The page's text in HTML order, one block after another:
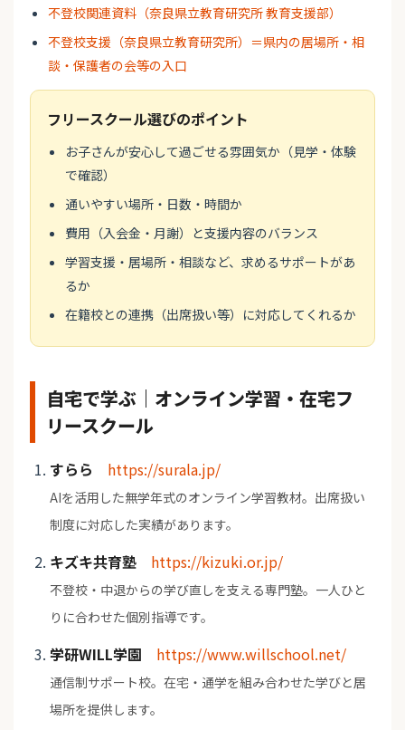
不登校関連資料（奈良県立教育研究所 教育支援部）
不登校支援（奈良県立教育研究所）＝県内の居場所・相
談・保護者の会等の入口
フリースクール選びのポイント
お子さんが安心して過ごせる雰囲気か（見学・体験
で確認）
通いやすい場所・日数・時間か
費用（入会金・月謝）と支援内容のバランス
学習支援・居場所・相談など、求めるサポートがあ
るか
在籍校との連携（出席扱い等）に対応してくれるか
自宅で学ぶ｜オンライン学習・在宅フ
リースクール
すらら https://surala.jp/
AIを活用した無学年式のオンライン学習教材。出席扱い
制度に対応した実績があります。
キズキ共育塾 https://kizuki.or.jp/
不登校・中退からの学び直しを支える専門塾。一人ひと
りに合わせた個別指導です。
学研WILL学園 https://www.willschool.net/
通信制サポート校。在宅・通学を組み合わせた学びと居
場所を提供します。